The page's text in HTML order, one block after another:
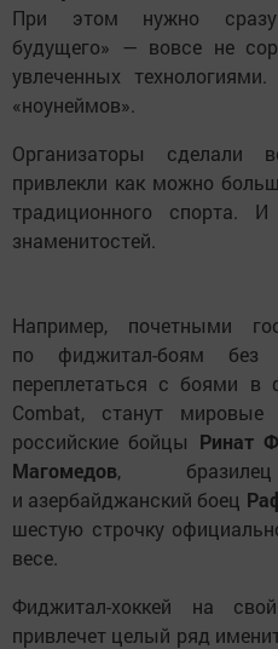
При этом нужно
будущего» — вовсе не
увлеченных
«ноунеймов».
Организаторы
привлекли как можно
традиционного спорта.
знаменитостей.
Например, почетными
по фиджитал-боям без
переплетаться с боями в
Combat, станут
российские бойцы Ринат
Магомедов,
и азербайджанский боец
шестую строчку
весе.
Фиджитал-хоккей на
привлечет целый ряд